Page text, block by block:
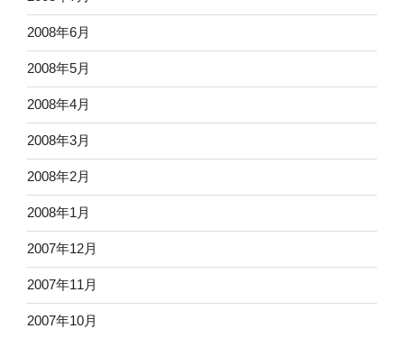
2008年6月
2008年5月
2008年4月
2008年3月
2008年2月
2008年1月
2007年12月
2007年11月
2007年10月